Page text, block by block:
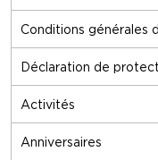
Conditions générales
Déclaration de
Activités
Anniversaires